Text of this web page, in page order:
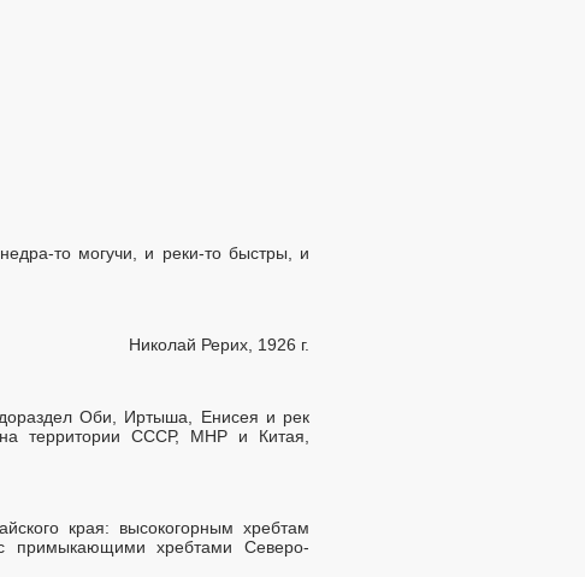
то могучи, и реки-то быстры, и
Николай Рерих, 1926 г.
Оби, Иртыша, Енисея и рек
на территории СССР, МНР и Китая,
края: высокогорным хребтам
примыкающими хребтами Северо-